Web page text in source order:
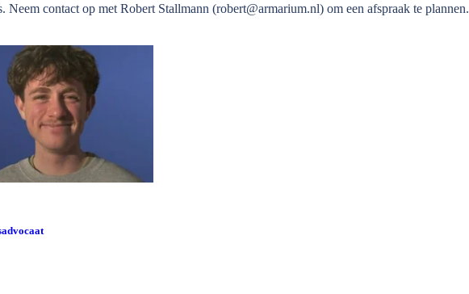
Neem contact op met Robert Stallmann (robert@armarium.nl) om een afspraak te plannen.